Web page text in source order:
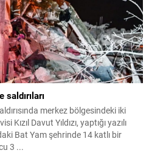
saldırıları
merkez bölgesindeki iki
Kızıl Davut Yıldızı, yaptığı yazılı
Bat Yam şehrinde 14 katlı bir
3 ...